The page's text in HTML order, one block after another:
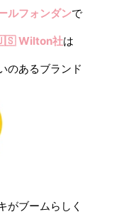
ルフォンダンで
Wilton社は
のあるブランド
がブームらしく